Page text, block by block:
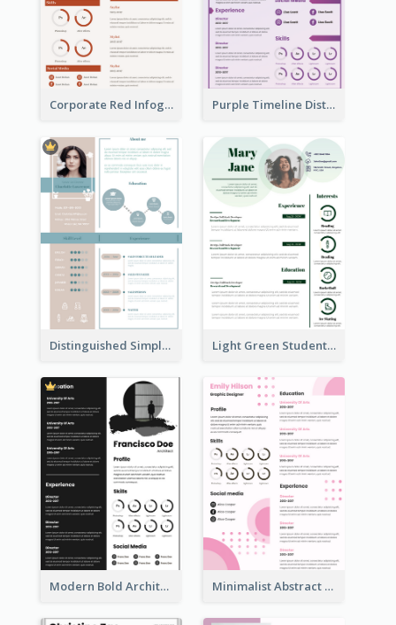
Corporate Red Infographic Resume Purple Timeline Distinguished Resume
Distinguished Simple Professional Resume Light Green Student Resume
Modern Bold Architect Resume Minimalist Abstract Pink Resume